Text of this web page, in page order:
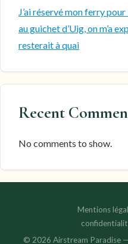
J’ai réservé mon ferry
au guichet d’Uig, on m’a
resterait à quai
Recent
No comments to show.
Mentions
© 2026 Airstream Paradise